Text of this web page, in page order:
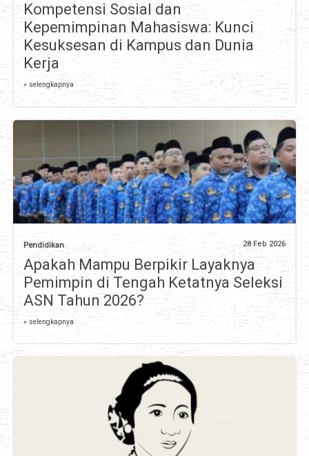
Kompetensi Sosial dan
Kepemimpinan Mahasiswa: Kunci
Kesuksesan di Kampus dan Dunia
Kerja
» selengkapnya
Pendidikan 28 Feb 2026
Apakah Mampu Berpikir Layaknya
Pemimpin di Tengah Ketatnya Seleksi
ASN Tahun 2026?
» selengkapnya